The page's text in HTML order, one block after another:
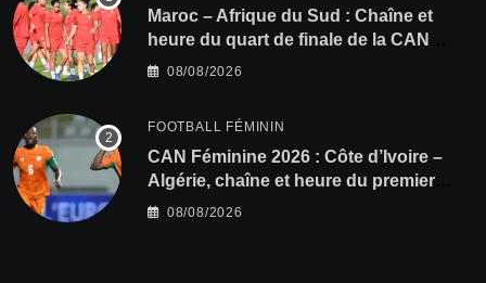
Maroc – Afrique du Sud : Chaîne et
heure du quart de finale de la CAN
Féminine 2026
08/08/2026
FOOTBALL FÉMININ
CAN Féminine 2026 : Côte d’Ivoire –
Algérie, chaîne et heure du premier
quart de finale
08/08/2026